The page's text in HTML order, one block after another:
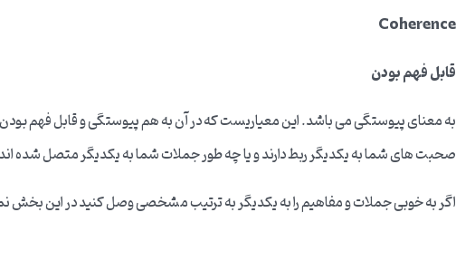
Coherence
قابل فهم بودن
به معنای پیوستگی می باشد. این معیاریست که در آن به هم پیوستگی و قابل فهم
صحبت های شما به یکدیگر ربط دارند و یا چه طور جملات شما به یکدیگر متصل شده
اگر به خوبی جملات و مفاهیم را به یکدیگر به ترتیب مشخصی وصل کنید در این بخش